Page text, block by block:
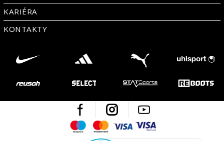
KARIÉRA
KONTAKTY
Facebook Instagram
MaestroMastercard
Visa